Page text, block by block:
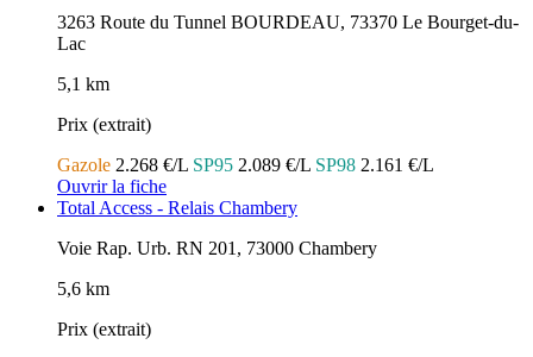
3263 Route du Tunnel BOURDEAU, 73370 Le Bourget-du-
Lac
5,1 km
Prix (extrait)
Gazole 2.268 €/L SP95 2.089 €/L SP98 2.161 €/L
Ouvrir la fiche
Total Access - Relais Chambery
Voie Rap. Urb. RN 201, 73000 Chambery
5,6 km
Prix (extrait)